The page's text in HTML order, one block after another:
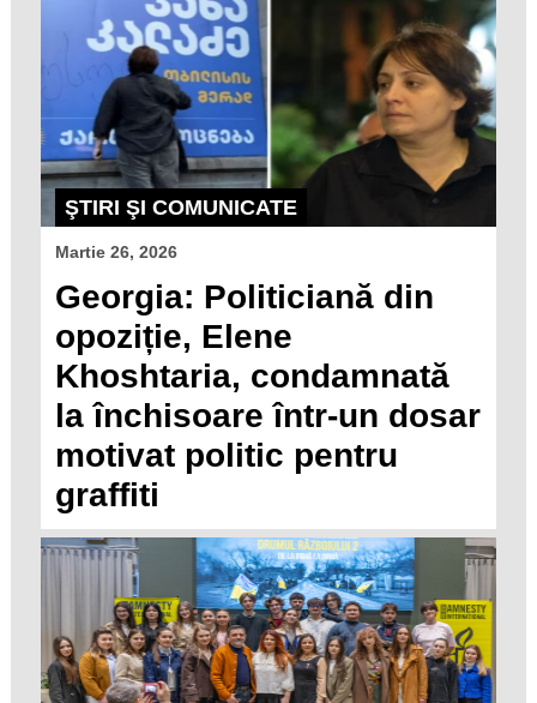
ŞTIRI ŞI COMUNICATE
Martie 26, 2026
Georgia: Politiciană din
opoziție, Elene
Khoshtaria, condamnată
la închisoare într-un dosar
motivat politic pentru
graffiti